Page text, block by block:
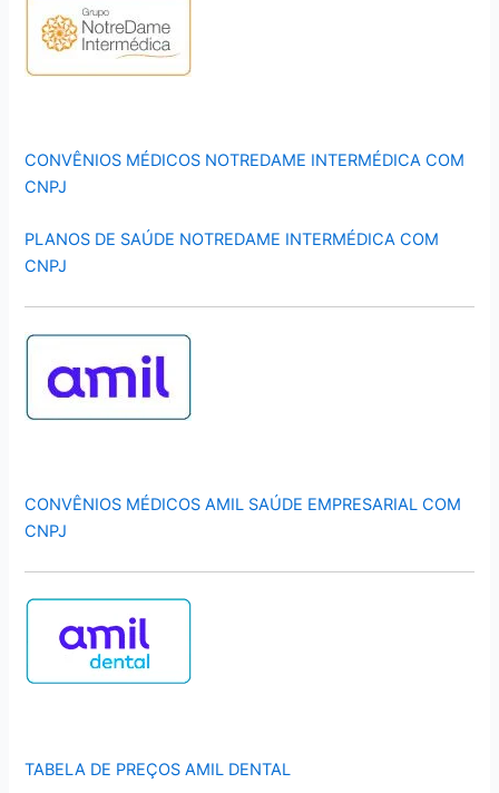
CONVÊNIOS MÉDICOS NOTREDAME INTERMÉDICA COM
CNPJ
PLANOS DE SAÚDE NOTREDAME INTERMÉDICA COM
CNPJ
CONVÊNIOS MÉDICOS AMIL SAÚDE EMPRESARIAL COM
CNPJ
TABELA DE PREÇOS AMIL DENTAL